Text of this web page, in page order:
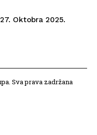
Oktobra 2025.
Sva prava zadržana